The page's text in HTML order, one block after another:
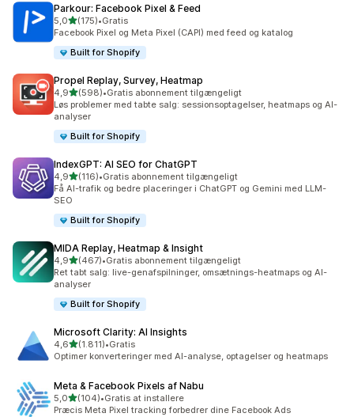
Parkour: Facebook Pixel & Feed
5,0ud af 5 stjerner
(175)
175 anmeldelser i alt
•Gratis
Facebook Pixel og Meta Pixel (CAPI) med feed og katalog
Built for Shopify
Propel Replay, Survey, Heatmap
4,9ud af 5 stjerner
(598)
598 anmeldelser i alt
•Gratis abonnement tilgængeligt
Løs problemer med tabte salg: sessionsoptagelser, heatmaps og AI-
analyser
Built for Shopify
IndexGPT: AI SEO for ChatGPT
4,9ud af 5 stjerner
(116)
116 anmeldelser i alt
•Gratis abonnement tilgængeligt
Få AI-trafik og bedre placeringer i ChatGPT og Gemini med LLM-
SEO
Built for Shopify
MIDA Replay, Heatmap & Insight
4,9ud af 5 stjerner
(467)
467 anmeldelser i alt
•Gratis abonnement tilgængeligt
Ret tabt salg: live-genafspilninger, omsætnings-heatmaps og AI-
analyser
Built for Shopify
Microsoft Clarity: AI Insights
4,6ud af 5 stjerner
(1.811)
1811 anmeldelser i alt
•Gratis
Optimer konverteringer med AI-analyse, optagelser og heatmaps
Meta & Facebook Pixels af Nabu
5,0ud af 5 stjerner
(104)
104 anmeldelser i alt
•Gratis at installere
Præcis Meta Pixel tracking forbedrer dine Facebook Ads